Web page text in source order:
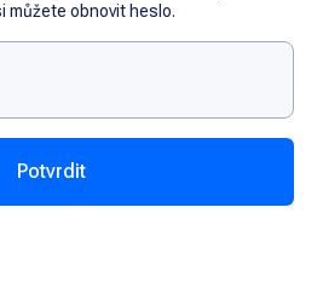
můžete obnovit heslo.
Potvrdit